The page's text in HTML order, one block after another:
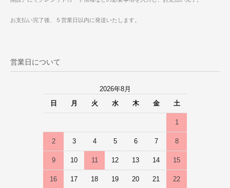
お支払い完了後、５営業日以内に発送いたします。
営業日について
2026年8月
日
月 火 水 木 金 土
1
2 3 4 5 6 7 8
9 10 11 12 13 14 15
16 17 18 19 20 21 22